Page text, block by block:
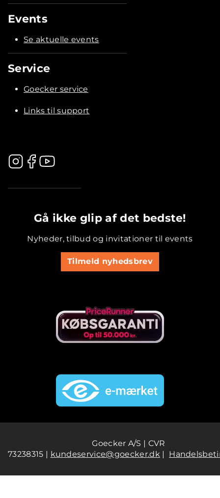
Events
Se aktuelle events
Service
Goecker service
Links til support
Gå ikke glip af det bedste!
Nyheder, tilbud og invitationer til events
Tilmeld nyhedsbrev
Goecker A/S | CVR
73238315 | kundeservice@goecker.dk|